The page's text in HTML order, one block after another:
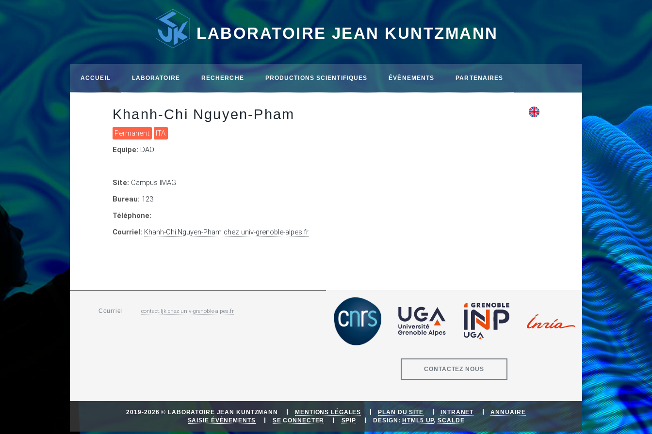
LABORATOIRE JEAN KUNTZMANN
ACCUEIL LABORATOIRE RECHERCHE PRODUCTIONS SCIENTIFIQUES ÉVÈNEMENTS PARTENAIRES
Khanh-Chi Nguyen-Pham
Permanent
ITA
Equipe: DAO
Site: Campus IMAG
Bureau: 123
Téléphone:
Courriel: Khanh-Chi.Nguyen-Pham chez univ-grenoble-alpes.fr
Courriel contact.ljkchez univ-grenoble-alpes.fr
CONTACTEZ NOUS
2019-2026 © LABORATOIRE JEAN KUNTZMANN MENTIONS LÉGALES PLAN DU SITE INTRANET
ANNUAIRE
SAISIE ÉVÈNEMENTS
SE CONNECTER SPIP DESIGN: HTML5 UP,SCALDE